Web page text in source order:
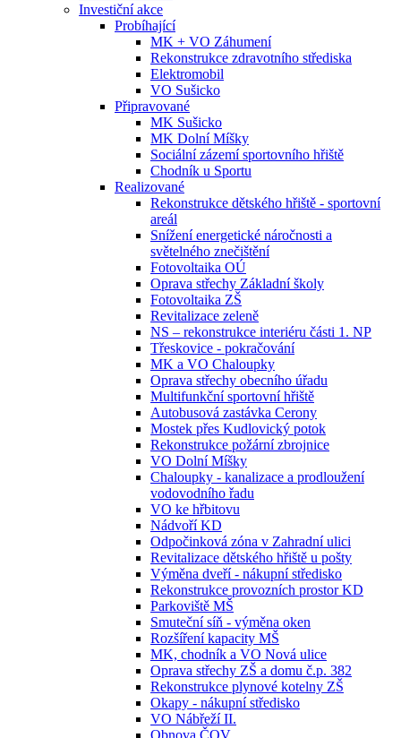
Investiční akce
Probíhající
MK + VO Záhumení
Rekonstrukce zdravotního střediska
Elektromobil
VO Sušicko
Připravované
MK Sušicko
MK Dolní Míšky
Sociální zázemí sportovního hřiště
Chodník u Sportu
Realizované
Rekonstrukce dětského hřiště - sportovní
areál
Snížení energetické náročnosti a
světelného znečištění
Fotovoltaika OÚ
Oprava střechy Základní školy
Fotovoltaika ZŠ
Revitalizace zeleně
NS – rekonstrukce interiéru části 1. NP
Třeskovice - pokračování
MK a VO Chaloupky
Oprava střechy obecního úřadu
Multifunkční sportovní hřiště
Autobusová zastávka Cerony
Mostek přes Kudlovický potok
Rekonstrukce požární zbrojnice
VO Dolní Míšky
Chaloupky - kanalizace a prodloužení
vodovodního řadu
VO ke hřbitovu
Nádvoří KD
Odpočinková zóna v Zahradní ulici
Revitalizace dětského hřiště u pošty
Výměna dveří - nákupní středisko
Rekonstrukce provozních prostor KD
Parkoviště MŠ
Smuteční síň - výměna oken
Rozšíření kapacity MŠ
MK, chodník a VO Nová ulice
Oprava střechy ZŠ a domu č.p. 382
Rekonstrukce plynové kotelny ZŠ
Okapy - nákupní středisko
VO Nábřeží II.
Obnova ČOV